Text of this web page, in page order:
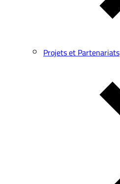
Projets et Partenariats